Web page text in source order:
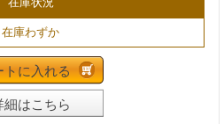
在庫わずか
トに入れる
細はこちら